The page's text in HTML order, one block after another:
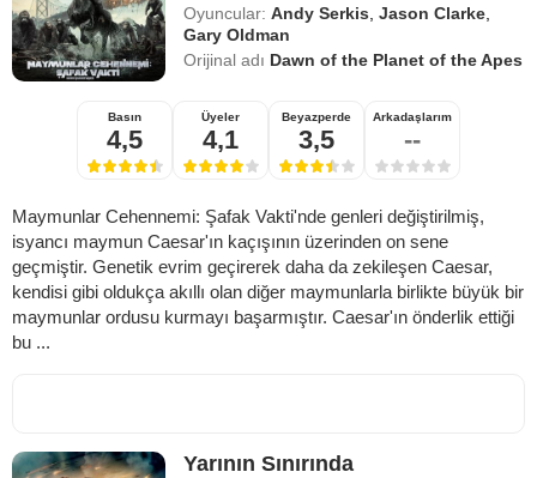
Oyuncular: Andy Serkis ,Jason Clarke
Gary Oldman
Orijinal adı Dawn of the Planet of the Apes
Basın
4,5
Üyeler
4,1
Beyazperde
3,5
Arkadaşlarım
--
Maymunlar Cehennemi: Şafak Vakti'nde genleri değiştirilmiş,
isyancı maymun Caesar'ın kaçışının üzerinden on sene
geçmiştir. Genetik evrim geçirerek daha da zekileşen Caesar,
kendisi gibi oldukça akıllı olan diğer maymunlarla birlikte büyük bir
maymunlar ordusu kurmayı başarmıştır. Caesar'ın önderlik ettiği
bu ...
Yarının Sınırında